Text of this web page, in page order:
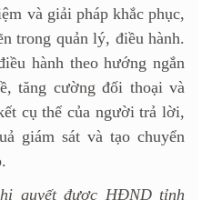
và giải pháp khắc phục,
trong quản lý, điều hành.
hành theo hướng ngắn
tăng cường đối thoại và
cụ thể của người trả lời,
giám sát và tạo chuyển
quyết được HĐND tỉnh